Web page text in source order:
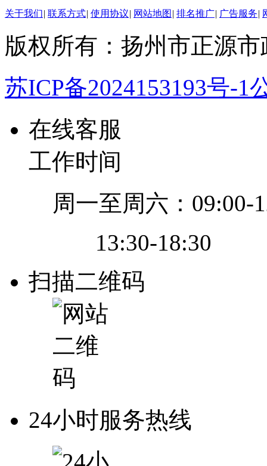
关于我们| 联系方式| 使用协议| 网站地图 | 排名推广| 广告服务|
版权所有：扬州市正源
苏ICP备2024153193号-1
在线客服
工作时间
周一至周六：09:00-
13:30-18:30
扫描二维码
24小时服务热线